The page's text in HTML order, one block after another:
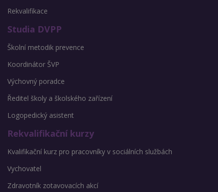
Rekvalifikace
Studia DVPP
Školní metodik prevence
Koordinátor ŠVP
Výchovný poradce
Ředitel školy a školského zařízení
Logopedický asistent
Rekvalifikační kurzy
Kvalifikační kurz pro pracovníky v sociálních službách
Vychovatel
Zdravotník zotavovacích akcí